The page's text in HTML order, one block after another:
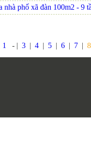
nhà phố xã đàn 100m2 - 9
1 - | 3 4 5 6 7